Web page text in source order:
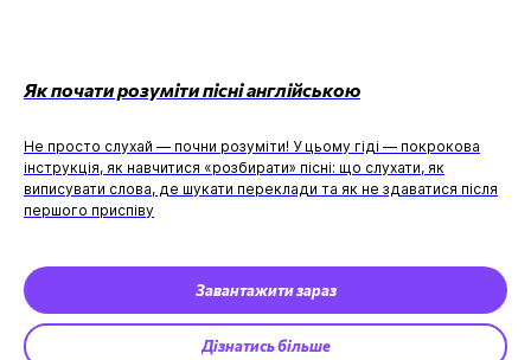
Як почати розуміти пісні англійською
Не просто слухай — почни розуміти! У цьому гіді — покрокова
інструкція, як навчитися «розбирати» пісні: що слухати, як
виписувати слова, де шукати переклади та як не здаватися після
першого приспіву
Завантажити зараз
Дізнатись більше